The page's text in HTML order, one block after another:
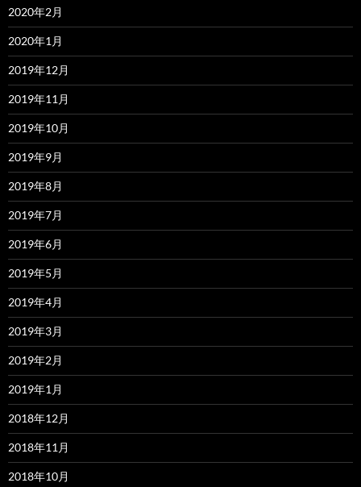
2020年2月
2020年1月
2019年12月
2019年11月
2019年10月
2019年9月
2019年8月
2019年7月
2019年6月
2019年5月
2019年4月
2019年3月
2019年2月
2019年1月
2018年12月
2018年11月
2018年10月